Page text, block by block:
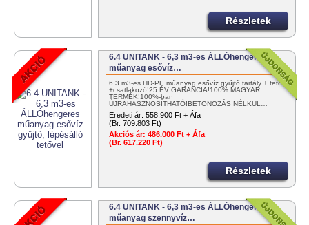
Részletek
6.4 UNITANK - 6,3 m3-es ÁLLÓhengeres
műanyag esővíz…
6,3 m3-es HD-PE műanyag esővíz gyűjtő tartály + tető
+csatlakozó!25 ÉV GARANCIA!100% MAGYAR
TERMÉK!100%-ban
ÚJRAHASZNOSÍTHATÓ!BETONOZÁS NÉLKÜL…
Eredeti ár: 558.900 Ft + Áfa
(Br. 709.803 Ft)
Akciós ár: 486.000 Ft + Áfa
(Br. 617.220 Ft)
Részletek
6.4 UNITANK - 6,3 m3-es ÁLLÓhengeres
műanyag szennyvíz…